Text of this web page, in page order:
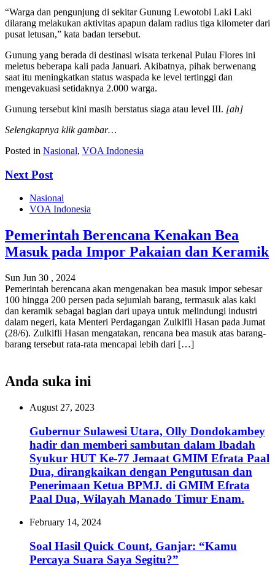
“Warga dan pengunjung di sekitar Gunung Lewotobi Laki Laki
dilarang melakukan aktivitas apapun dalam radius tiga kilometer dari
pusat letusan,” kata badan tersebut.
Gunung yang berada di destinasi wisata terkenal Pulau Flores ini
meletus beberapa kali pada Januari. Akibatnya, pihak berwenang
saat itu meningkatkan status waspada ke level tertinggi dan
mengevakuasi setidaknya 2.000 warga.
Gunung tersebut kini masih berstatus siaga atau level III. [ah]
Selengkapnya klik gambar…
Posted in Nasional, VOA Indonesia
Next Post
Nasional
VOA Indonesia
Pemerintah Berencana Kenakan Bea
Masuk pada Impor Pakaian dan Keramik
Sun Jun 30 , 2024
Pemerintah berencana akan mengenakan bea masuk impor sebesar
100 hingga 200 persen pada sejumlah barang, termasuk alas kaki
dan keramik sebagai bagian dari upaya untuk melindungi industri
dalam negeri, kata Menteri Perdagangan Zulkifli Hasan pada Jumat
(28/6). Zulkifli Hasan mengatakan, rencana bea masuk atas barang-
barang tersebut rata-rata mencapai lebih dari […]
Anda suka ini
August 27, 2023
Gubernur Sulawesi Utara, Olly Dondokambey
hadir dan memberi sambutan dalam Ibadah
Syukur HUT Ke-77 Jemaat GMIM Efrata Paal
Dua, dirangkaikan dengan Pengutusan dan
Penerimaan Ketua BPMJ. di GMIM Efrata
Paal Dua, Wilayah Manado Timur Enam.
February 14, 2024
Soal Hasil Quick Count, Ganjar: “Kamu
Percaya Suara Saya Segitu?”